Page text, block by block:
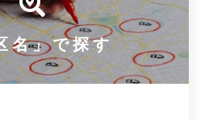
名」で探す